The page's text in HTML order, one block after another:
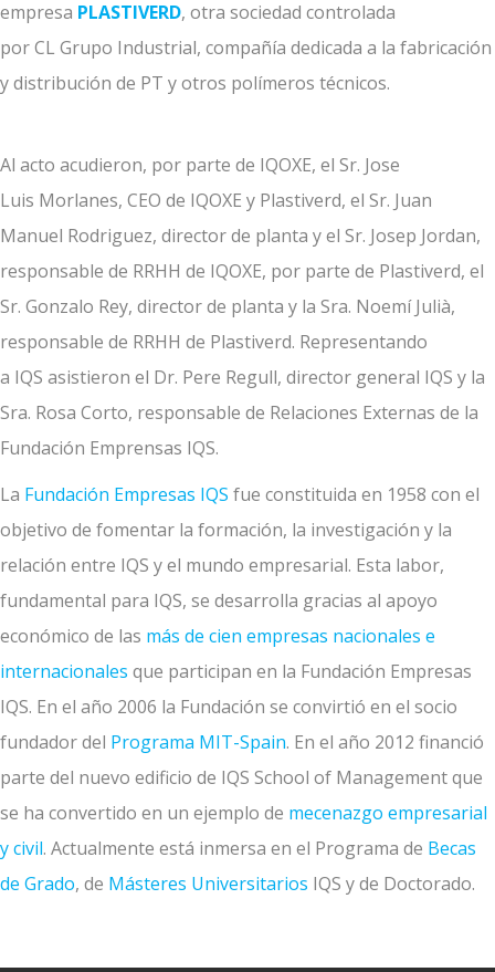
empresa PLASTIVERD, otra sociedad controlada
por CL Grupo Industrial, compañía dedicada a la fabricación
y distribución de PT y otros polímeros técnicos.
Al acto acudieron, por parte de IQOXE, el Sr. Jose
Luis Morlanes, CEO de IQOXE y Plastiverd, el Sr. Juan
Manuel Rodriguez, director de planta y el Sr. Josep Jordan,
responsable de RRHH de IQOXE, por parte de Plastiverd, el
Sr. Gonzalo Rey, director de planta y la Sra. Noemí Julià,
responsable de RRHH de Plastiverd. Representando
a IQS asistieron el Dr. Pere Regull, director general IQS y la
Sra. Rosa Corto, responsable de Relaciones Externas de la
Fundación Emprensas IQS.
La Fundación Empresas IQS fue constituida en 1958 con el
objetivo de fomentar la formación, la investigación y la
relación entre IQS y el mundo empresarial. Esta labor,
fundamental para IQS, se desarrolla gracias al apoyo
económico de las más de cien empresas nacionales e
internacionales que participan en la Fundación Empresas
IQS. En el año 2006 la Fundación se convirtió en el socio
fundador del Programa MIT-Spain. En el año 2012 financió
parte del nuevo edificio de IQS School of Management que
se ha convertido en un ejemplo de mecenazgo empresarial
y civil. Actualmente está inmersa en el Programa de Becas
de Grado, de Másteres Universitarios IQS y de Doctorado.